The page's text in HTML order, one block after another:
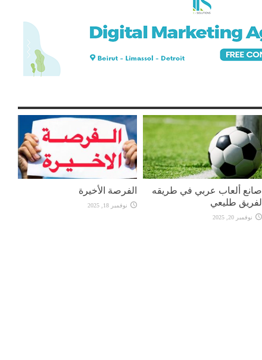
صانع ألعاب عربي في طريقه
لفريق طليعي
نوفمبر 20, 2025
الفرصة الأخيرة
نوفمبر 18, 2025